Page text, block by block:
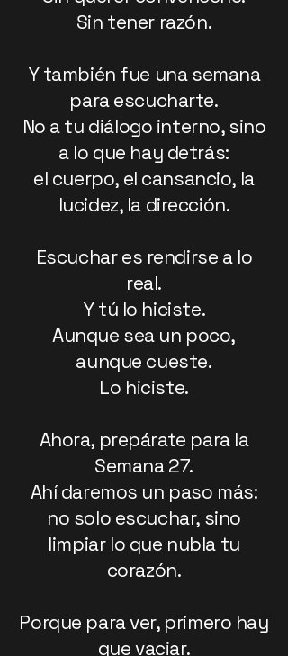
Sin tener razón.
Y también fue una semana
para escucharte.
No a tu diálogo interno, sino
a lo que hay detrás:
el cuerpo, el cansancio, la
lucidez, la dirección.
Escuchar es rendirse a lo
real.
Y tú lo hiciste.
Aunque sea un poco,
aunque cueste.
Lo hiciste.
Ahora, prepárate para la
Semana 27.
Ahí daremos un paso más:
no solo escuchar, sino
limpiar lo que nubla tu
corazón.
Porque para ver, primero hay
que vaciar.